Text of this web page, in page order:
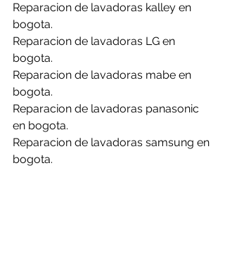
Reparacion de lavadoras kalley en
bogota.
Reparacion de lavadoras LG en
bogota.
Reparacion de lavadoras mabe en
bogota.
Reparacion de lavadoras panasonic
en bogota.
Reparacion de lavadoras samsung en
bogota.